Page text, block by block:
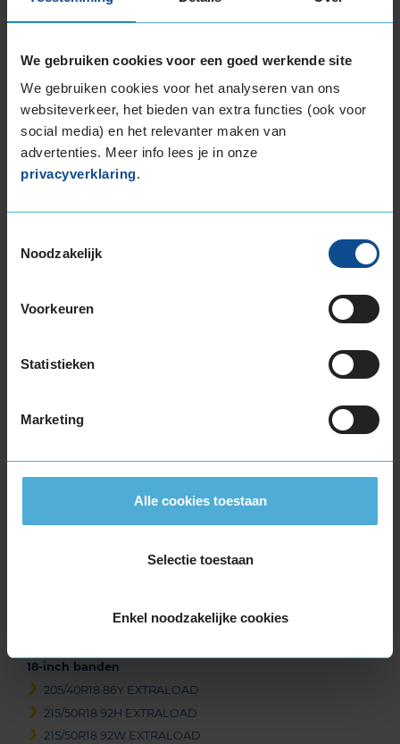
We gebruiken cookies voor een goed werkende site
We gebruiken cookies voor het analyseren van ons
websiteverkeer, het bieden van extra functies (ook voor
social media) en het relevanter maken van
advertenties. Meer info lees je in onze
privacyverklaring.
Noodzakelijk
Voorkeuren
Statistieken
Marketing
Alle cookies toestaan
Selectie toestaan
Enkel noodzakelijke cookies
Montage Veilig & Zeker
Per band € 40,-
Montage
Balanceren
Ventiel of TPMS service
Item
3
205/55R16 91V EXTRALOAD
225/45R17 94W EXTRALOAD
18-inch banden
205/40R18 86Y EXTRALOAD
215/50R18 92H EXTRALOAD
215/50R18 92W EXTRALOAD